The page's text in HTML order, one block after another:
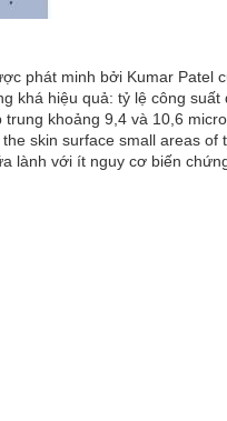
phát minh bởi Kumar Patel
hiệu quả: tỷ lệ công
khoảng 9,4 và 10,6
skin surface small areas
với ít nguy cơ biến